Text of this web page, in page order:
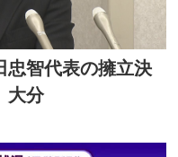
忠智代表の擁立決
大分